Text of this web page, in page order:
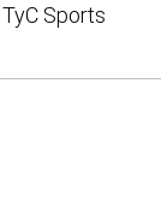
TyC Sports